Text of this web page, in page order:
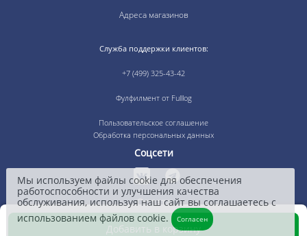
Добавить в корзину
Адреса магазинов
Служба поддержки клиентов:
+7 (499) 325-43-42
Фулфилмент от Fulllog
Пользовательское соглашение
Обработка персональных данных
Соцсети
Оплата
Мы используем файлы cookie для обеспечения
работоспособности и улучшения качества
обслуживания, используя наш сайт вы соглашаетесь с
использованием файлов cookie.
Согласен